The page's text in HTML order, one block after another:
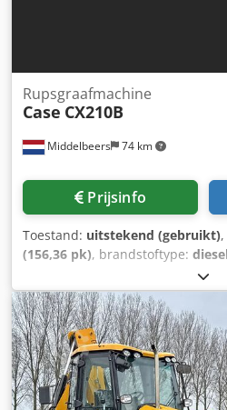
Middelbeers 74 km
Rupsgraafmachine
Case CX210B
Prijsinfo
Toestand: uitstekend (gebruikt)
(156,36 pk), brandstoftype: diesel
, Bouwjaar:
h, Algemene informatie
DCH210R5NCEAH2500
cilinders: 4 Leeggewicht: 22.600
Werkbreedte: 300 cm CE-
staat: zeer goed Optische staat:
informatie Prijs: op aanvraag